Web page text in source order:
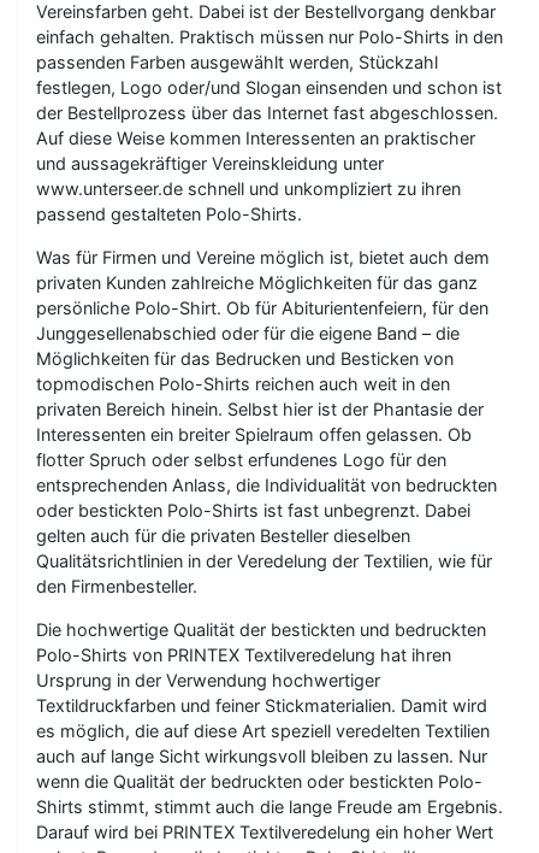
Vereinsfarben geht. Dabei ist der Bestellvorgang denkbar
einfach gehalten. Praktisch müssen nur Polo-Shirts in den
passenden Farben ausgewählt werden, Stückzahl
festlegen, Logo oder/und Slogan einsenden und schon ist
der Bestellprozess über das Internet fast abgeschlossen.
Auf diese Weise kommen Interessenten an praktischer
und aussagekräftiger Vereinskleidung unter
www.unterseer.de schnell und unkompliziert zu ihren
passend gestalteten Polo-Shirts.
Was für Firmen und Vereine möglich ist, bietet auch dem
privaten Kunden zahlreiche Möglichkeiten für das ganz
persönliche Polo-Shirt. Ob für Abiturientenfeiern, für den
Junggesellenabschied oder für die eigene Band – die
Möglichkeiten für das Bedrucken und Besticken von
topmodischen Polo-Shirts reichen auch weit in den
privaten Bereich hinein. Selbst hier ist der Phantasie der
Interessenten ein breiter Spielraum offen gelassen. Ob
flotter Spruch oder selbst erfundenes Logo für den
entsprechenden Anlass, die Individualität von bedruckten
oder bestickten Polo-Shirts ist fast unbegrenzt. Dabei
gelten auch für die privaten Besteller dieselben
Qualitätsrichtlinien in der Veredelung der Textilien, wie für
den Firmenbesteller.
Die hochwertige Qualität der bestickten und bedruckten
Polo-Shirts von PRINTEX Textilveredelung hat ihren
Ursprung in der Verwendung hochwertiger
Textildruckfarben und feiner Stickmaterialien. Damit wird
es möglich, die auf diese Art speziell veredelten Textilien
auch auf lange Sicht wirkungsvoll bleiben zu lassen. Nur
wenn die Qualität der bedruckten oder bestickten Polo-
Shirts stimmt, stimmt auch die lange Freude am Ergebnis.
Darauf wird bei PRINTEX Textilveredelung ein hoher Wert